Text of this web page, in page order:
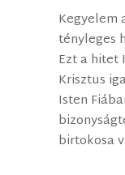
Kegyelem
tényleges
Ezt a hitet
Krisztus
Isten
birtokosa